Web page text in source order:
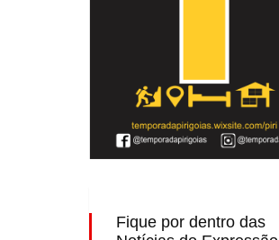
Fique por dentro das